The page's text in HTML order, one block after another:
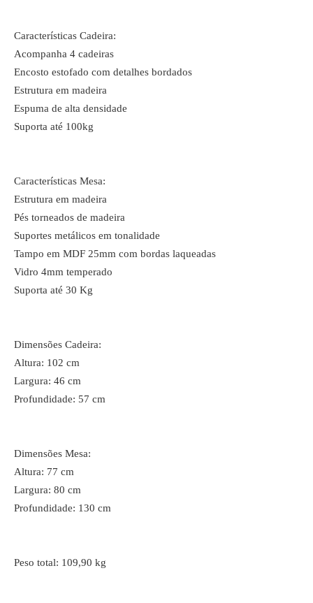
Características Cadeira:
Acompanha 4 cadeiras
Encosto estofado com detalhes bordados
Estrutura em madeira
Espuma de alta densidade
Suporta até 100kg
Características Mesa:
Estrutura em madeira
Pés torneados de madeira
Suportes metálicos em tonalidade
Tampo em MDF 25mm com bordas laqueadas
Vidro 4mm temperado
Suporta até 30 Kg
Dimensões Cadeira:
Altura: 102 cm
Largura: 46 cm
Profundidade: 57 cm
Dimensões Mesa:
Altura: 77 cm
Largura: 80 cm
Profundidade: 130 cm
Peso total: 109,90 kg